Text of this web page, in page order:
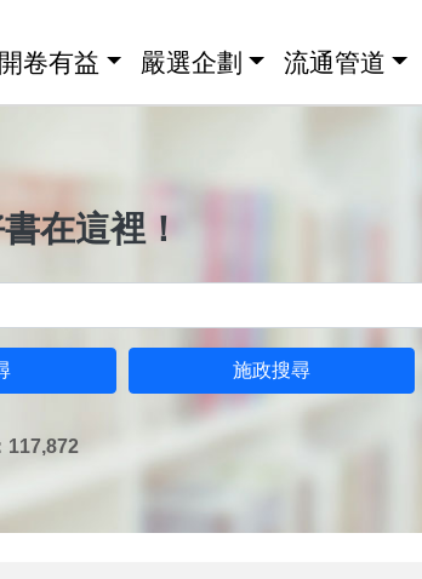
卷有益 嚴選企劃 流通管道
在這裡！
施政搜尋
117,872